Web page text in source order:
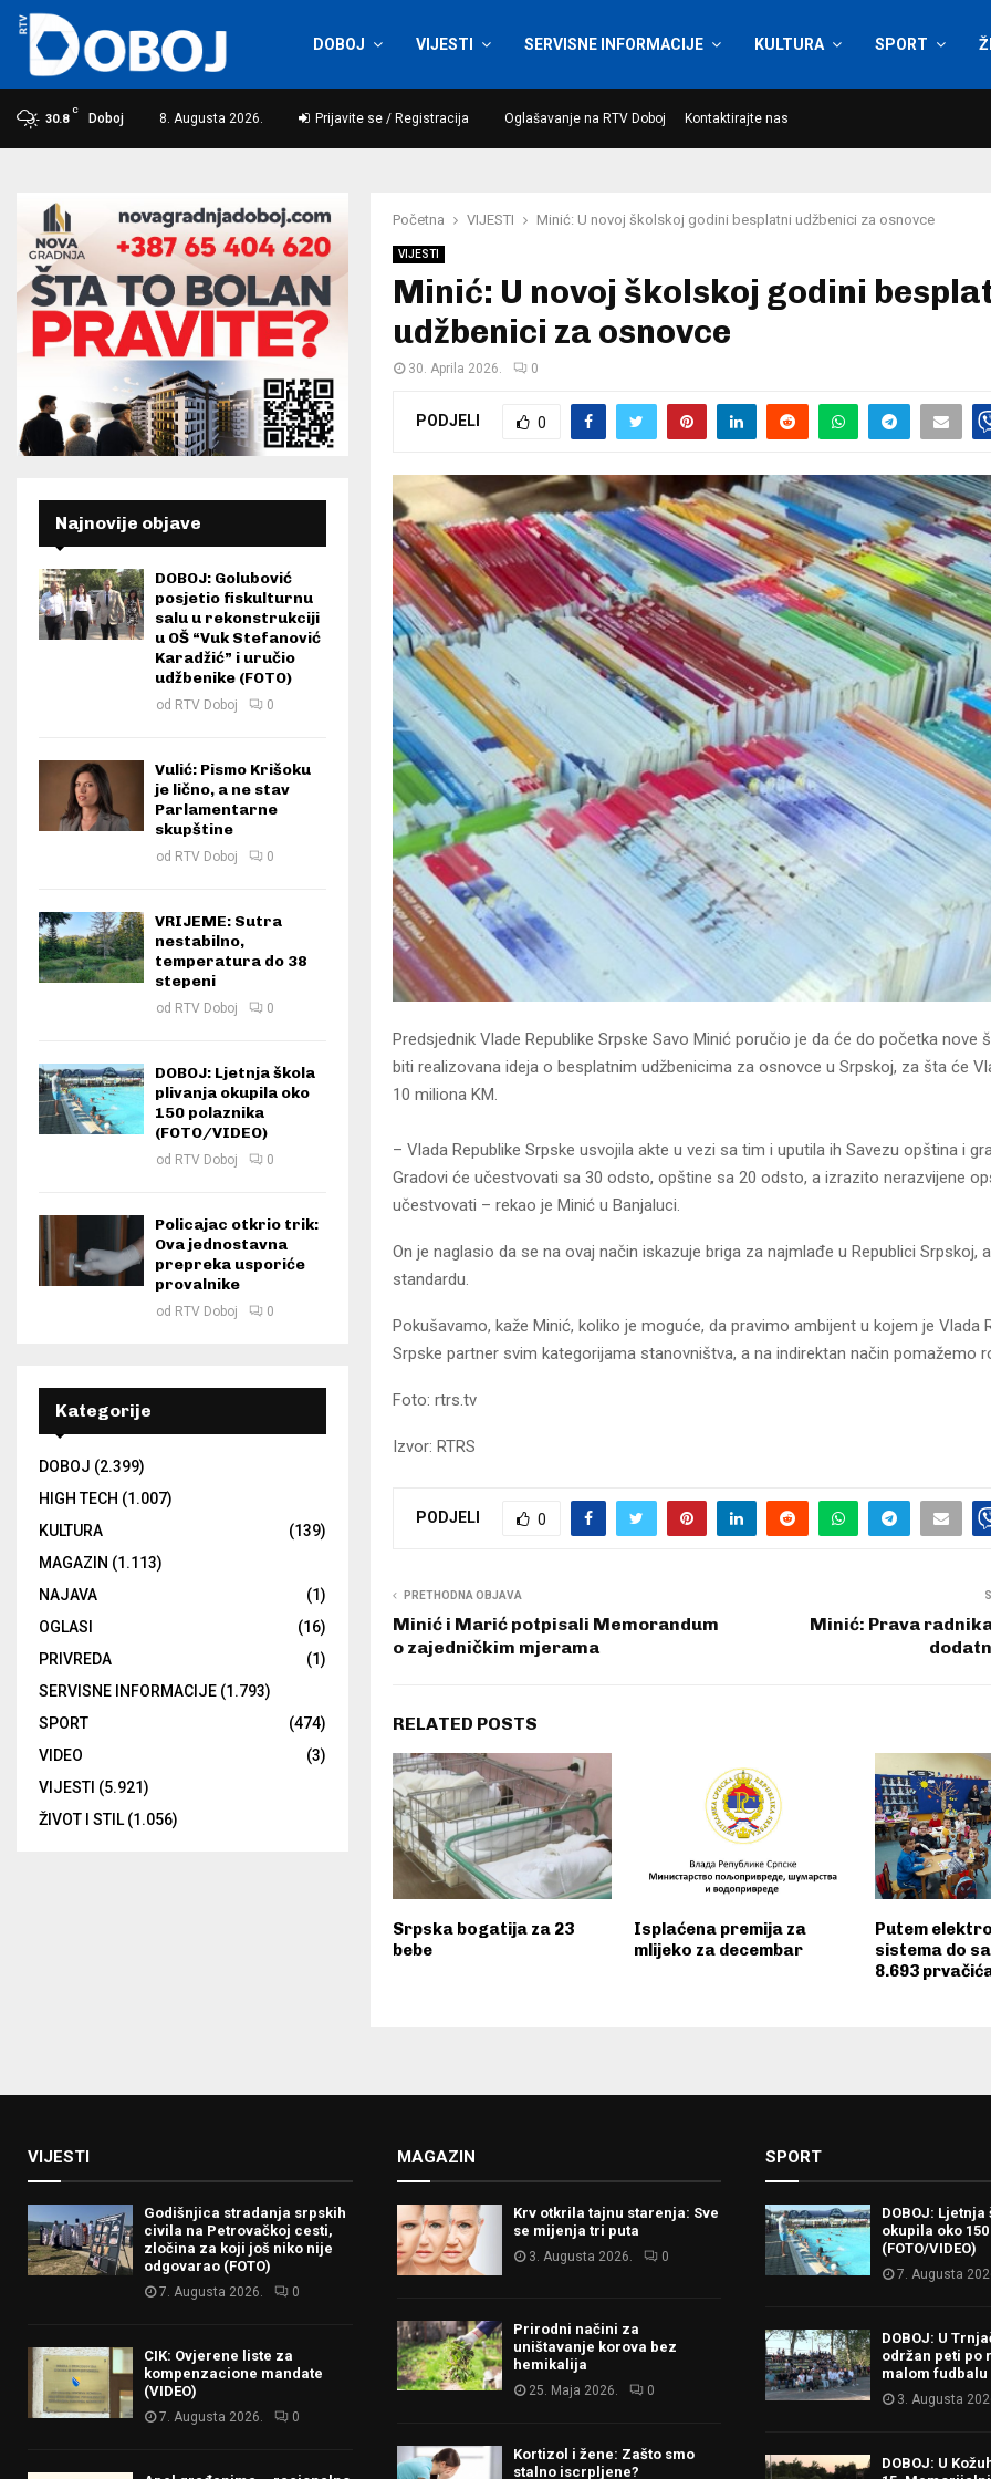
DOBOJ VIJESTI SERVISNE INFORMACIJE KULTURA SPORT
30.8
C
Doboj 8. Augusta 2026. Prijavite se / Registracija Oglašavanje na RTV Doboj Kontaktirajte nas
Početna VIJESTI Minić: U novoj školskoj godini besplatni udžbenici za osnovce
VIJESTI
Minić: U novoj školskoj godini
udžbenici za osnovce
30. Aprila 2026. 0
PODJELI 0
Predsjednik Vlade Republike Srpske Savo Minić poručio je da će do početka nove
biti realizovana ideja o besplatnim udžbenicima za osnovce u Srpskoj, za šta će
10 miliona KM.
– Vlada Republike Srpske usvojila akte u vezi sa tim i uputila ih Savezu opština i
Gradovi će učestvovati sa 30 odsto, opštine sa 20 odsto, a izrazito nerazvijene
učestvovati – rekao je Minić u Banjaluci.
On je naglasio da se na ovaj način iskazuje briga za najmlađe u Republici Srpskoj,
standardu.
Pokušavamo, kaže Minić, koliko je moguće, da pravimo ambijent u kojem je Vlada
Srpske partner svim kategorijama stanovništva, a na indirektan način pomažemo
Foto: rtrs.tv
Izvor: RTRS
PODJELI 0
PRETHODNA OBJAVA
Minić i Marić potpisali Memorandum
o zajedničkim mjerama
Minić: Prava
RELATED POSTS
Srpska bogatija za 23
bebe
Isplaćena premija za
mlijeko za decembar
Putem
sistema do
8.693
Najnovije objave
DOBOJ: Golubović
posjetio fiskulturnu
salu u rekonstrukciji
u OŠ “Vuk Stefanović
Karadžić” i uručio
udžbenike (FOTO)
od RTV Doboj 0
Vulić: Pismo Krišoku
je lično, a ne stav
Parlamentarne
skupštine
od RTV Doboj 0
VRIJEME: Sutra
nestabilno,
temperatura do 38
stepeni
od RTV Doboj 0
DOBOJ: Ljetnja škola
plivanja okupila oko
150 polaznika
(FOTO/VIDEO)
od RTV Doboj 0
Policajac otkrio trik:
Ova jednostavna
prepreka usporiće
provalnike
od RTV Doboj 0
Kategorije
DOBOJ (2.399)
HIGH TECH (1.007)
KULTURA
(139)
MAGAZIN (1.113)
NAJAVA
(1)
OGLASI
(16)
PRIVREDA
(1)
SERVISNE INFORMACIJE (1.793)
SPORT
(474)
VIDEO
(3)
VIJESTI (5.921)
ŽIVOT I STIL(1.056)
VIJESTI
Godišnjica stradanja srpskih
civila na Petrovačkoj cesti,
zločina za koji još niko nije
odgovarao (FOTO)
7. Augusta 2026. 0
CIK: Ovjerene liste za
kompenzacione mandate
(VIDEO)
7. Augusta 2026. 0
MAGAZIN
Krv otkrila tajnu starenja: Sve
se mijenja tri puta
3. Augusta 2026. 0
Prirodni načini za
uništavanje korova bez
hemikalija
25. Maja 2026. 0
Kortizol i žene: Zašto smo
stalno iscrpljene?
SPORT
DOBOJ:
okupila oko
(FOTO/VIDEO)
7. Augusta
DOBOJ: U
održan peti po
malom fudbalu
3. Augusta
DOBOJ: U